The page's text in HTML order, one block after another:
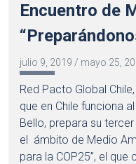
Encuentro de
julio 9, 2019 / mayo 25,
Red Pacto Global
que en Chile funciona
Bello, prepara su
el ámbito de Medio
para la COP25”, el